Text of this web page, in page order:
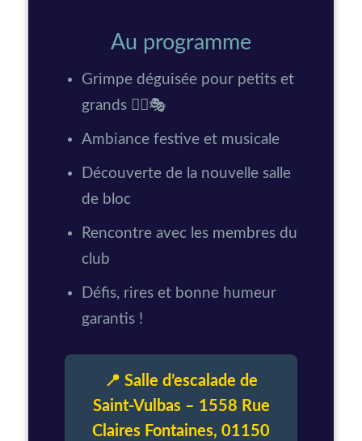
Au programme
Grimpe déguisée pour petits et
grands 🧗‍♀️🎭
Ambiance festive et musicale
Découverte de la nouvelle salle
de bloc
Rencontre avec les membres du
club
Défis, rires et bonne humeur
garantis !
📍 Salle d’escalade de
Saint-Vulbas – 1558 Rue
Claires Fontaines, 01150